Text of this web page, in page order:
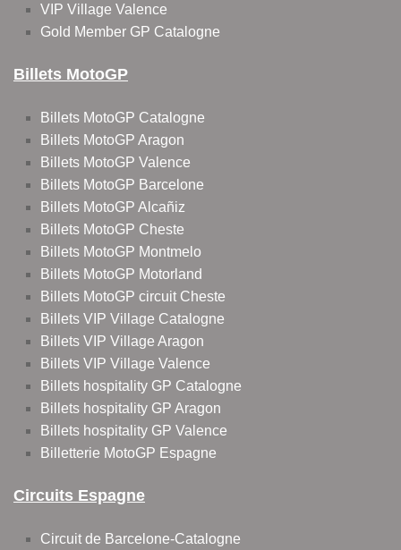
VIP Village Valence
Gold Member GP Catalogne
Billets MotoGP
Billets MotoGP Catalogne
Billets MotoGP Aragon
Billets MotoGP Valence
Billets MotoGP Barcelone
Billets MotoGP Alcañiz
Billets MotoGP Cheste
Billets MotoGP Montmelo
Billets MotoGP Motorland
Billets MotoGP circuit Cheste
Billets VIP Village Catalogne
Billets VIP Village Aragon
Billets VIP Village Valence
Billets hospitality GP Catalogne
Billets hospitality GP Aragon
Billets hospitality GP Valence
Billetterie MotoGP Espagne
Circuits Espagne
Circuit de Barcelone-Catalogne